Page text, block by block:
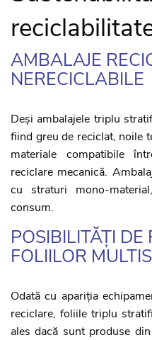
AMBALAJE
NERECICLABILE
Deși ambalajele triplu
fiind greu de reciclat, noile
materiale compatibile
reciclare mecanică.
cu straturi mono-
consum.
POSIBILITĂȚI
FOLIILOR
Odată cu apariția
reciclare, foliile triplu
ales dacă sunt produse